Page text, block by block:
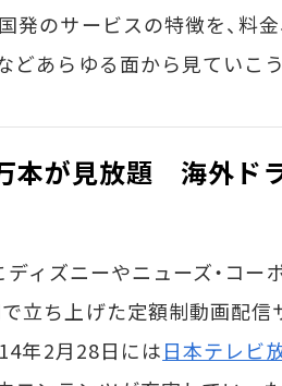
発のサービスの特徴を、料金
どあらゆる面から見ていこう
本が見放題 海外ド
ィズニーやニューズ・コー
立ち上げた定額制動画配
年2月28日には日本テレビ